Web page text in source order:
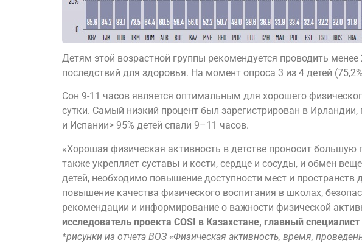
Детям этой возрастной группы рекомендуется проводить
последствий для здоровья. На момент опроса 3 из 4 детей
Сон 9-11 часов является оптимальным для хорошего
сутки. Самый низкий процент был зарегистрирован в
и Испании> 95% детей спали 9–11 часов.
«Хорошая физическая активность в детстве проносит
также укрепляет суставы и кости, сердце и сосуды, и обмен
детей, необходимо повышение доступности мест и
повышение качества физического воспитания в школах,
рекомендации и информирование о важности физической
исследователь проекта COSI в Казахстане, главный
*рисунки из отчета ВОЗ «Физическая активность, время,